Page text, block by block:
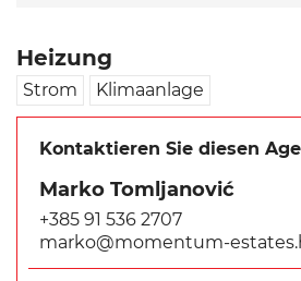
Heizung
Strom Klimaanlage
Kontaktieren Sie diesen
Marko Tomljanović
+385 91 536 2707
marko@momentum-